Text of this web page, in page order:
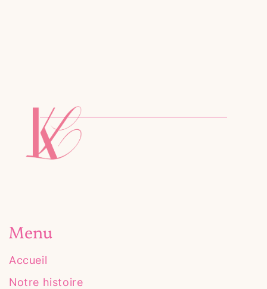
Menu
Accueil
Notre histoire